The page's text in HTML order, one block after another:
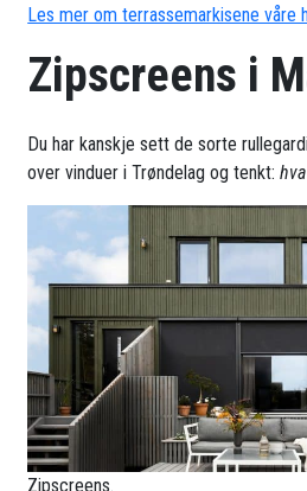
Les mer om terrassemarkisene våre
Zipscreens i
Du har kanskje sett de sorte
over vinduer i Trøndelag og tenkt:
Zipscreens.